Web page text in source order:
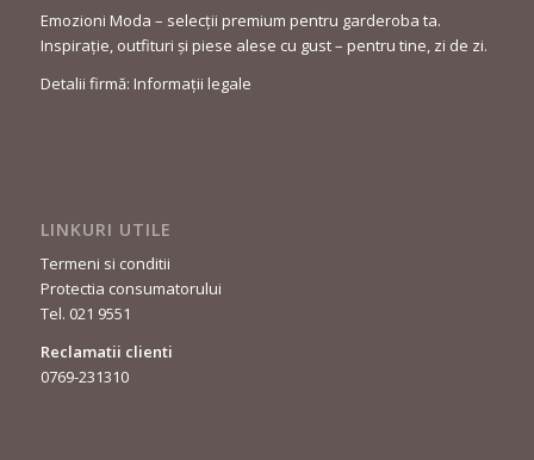
Emozioni Moda – selecții premium pentru garderoba ta.
Inspirație, outfituri și piese alese cu gust – pentru tine, zi de zi.
Detalii firmă: Informații legale
LINKURI UTILE
Termeni si conditii
Protectia consumatorului
Tel. 021 9551
Reclamatii clienti
0769-231310